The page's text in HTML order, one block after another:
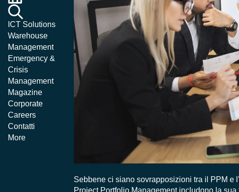
ICT Solutions
Warehouse
Management
Emergency &
Crisis
Management
Magazine
Corporate
Careers
Contatti
More
Sebbene ci siano sovrapposizioni tra il PPM e